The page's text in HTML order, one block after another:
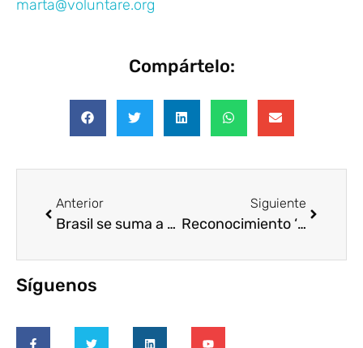
marta@voluntare.org
Compártelo:
Anterior
Brasil se suma a Chile, México y Argentina como país estratégico Voluntare
Siguiente
Reconocimiento ‘Mil gracias’ a 3 entidades ecuatorianas
Síguenos